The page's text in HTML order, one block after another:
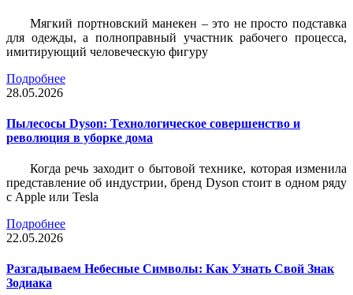
Мягкий портновский манекен – это не просто подставка
для одежды, а полноправный участник рабочего процесса,
имитирующий человеческую фигуру
Подробнее
28.05.2026
Пылесосы Dyson: Технологическое совершенство и
революция в уборке дома
Когда речь заходит о бытовой технике, которая изменила
представление об индустрии, бренд Dyson стоит в одном ряду
с Apple или Tesla
Подробнее
22.05.2026
Разгадываем Небесные Символы: Как Узнать Свой Знак
Зодиака